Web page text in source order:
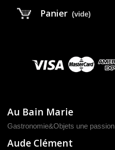
Panier (vide)
Au Bain Marie
Gastronomie&Objets une passion
Aude Clément